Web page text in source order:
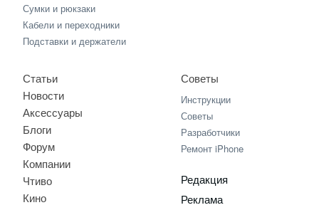
Сумки и рюкзаки
Кабели и переходники
Подставки и держатели
Статьи
Новости
Аксессуары
Блоги
Форум
Компании
Чтиво
Кино
Советы
Инструкции
Советы
Разработчики
Ремонт iPhone
Редакция
Реклама